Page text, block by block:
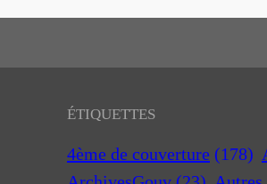
ÉTIQUETTES
4ème de couverture (178)